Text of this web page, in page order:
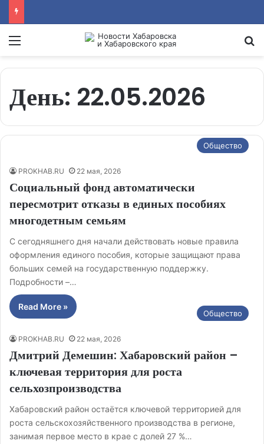
Menu
День: 22.05.2026
Общество
PROKHAB.RU 22 мая, 2026
Социальный фонд автоматически
пересмотрит отказы в единых пособиях
многодетным семьям
С сегодняшнего дня начали действовать новые правила
оформления единого пособия, которые защищают права
больших семей на государственную поддержку.
Подробности –…
Read More »
Общество
PROKHAB.RU 22 мая, 2026
Дмитрий Демешин: Хабаровский район –
ключевая территория для роста
сельхозпроизводства
Хабаровский район остаётся ключевой территорией для
роста сельскохозяйственного производства в регионе,
занимая первое место в крае с долей 27 %…